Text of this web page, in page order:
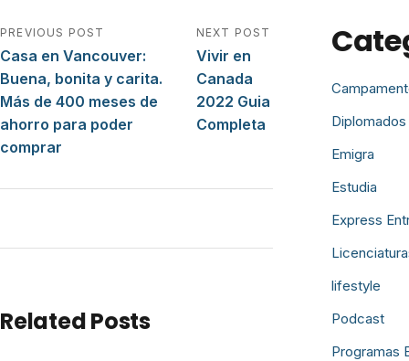
Navegación de entradas
PREVIOUS POST
Casa en Vancouver:
Buena, bonita y carita.
Más de 400 meses de
ahorro para poder
comprar
NEXT POST
Vivir en
Canada
2022 Guia
Completa
Related Posts
Diplomados
Emigra
Estudia
Express
lifestyle
Podcast
Programas